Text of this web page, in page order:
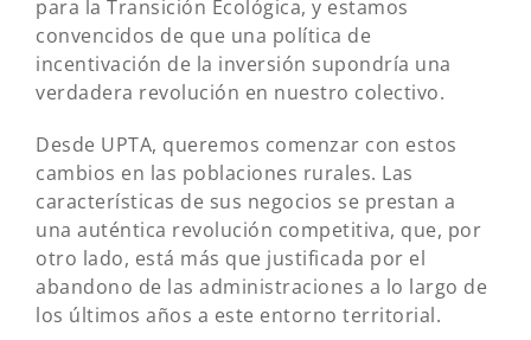
para la Transición Ecológica, y estamos
convencidos de que una política de
incentivación de la inversión supondría una
verdadera revolución en nuestro colectivo.
Desde UPTA, queremos comenzar con estos
cambios en las poblaciones rurales. Las
características de sus negocios se prestan a
una auténtica revolución competitiva, que, por
otro lado, está más que justificada por el
abandono de las administraciones a lo largo de
los últimos años a este entorno territorial.